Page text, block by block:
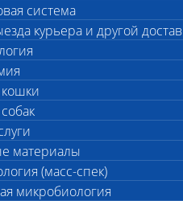
система
курьера и другой
материалы
(масс-спек)
микробиология
НЕ НЕСЕМ
ПРИСЛАННЫЙ
ЖИВОТНОМУ
эпителия:
процедуры взятия
не кормить,
животных.